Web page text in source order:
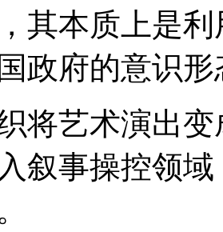
其本质上是
政府的意识
艺术演出变
叙事操控领